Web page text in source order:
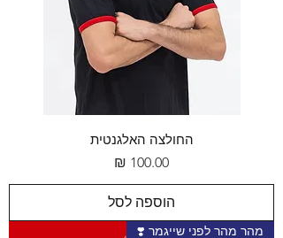
החולצה האלגנטית
מחיר
הוספה לסל
מהר מהר לפני שייגמר ❣️